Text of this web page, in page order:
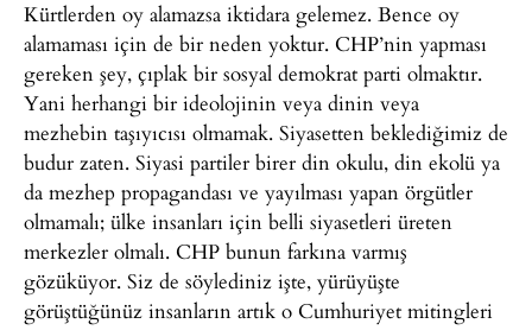
Kürtlerden oy alamazsa iktidara gelemez. Bence oy
alamaması için de bir neden yoktur. CHP’nin yapması
gereken şey, çıplak bir sosyal demokrat parti olmaktır.
Yani herhangi bir ideolojinin veya dinin veya
mezhebin taşıyıcısı olmamak. Siyasetten beklediğimiz de
budur zaten. Siyasi partiler birer din okulu, din ekolü ya
da mezhep propagandası ve yayılması yapan örgütler
olmamalı; ülke insanları için belli siyasetleri üreten
merkezler olmalı. CHP bunun farkına varmış
gözüküyor. Siz de söylediniz işte, yürüyüşte
görüştüğünüz insanların artık o Cumhuriyet mitingleri